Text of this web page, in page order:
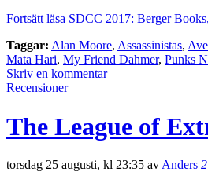
Fortsätt läsa SDCC 2017: Berger
Taggar: Alan Moore, Assassinistas,
Mata Hari, My Friend Dahmer, Punks
Skriv en kommentar
Recensioner
The League of
torsdag 25 augusti, kl 23:35 av Anders 2